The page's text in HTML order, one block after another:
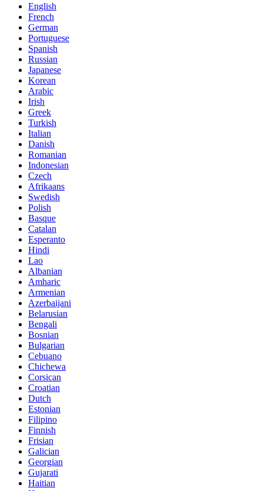
English
French
German
Portuguese
Spanish
Russian
Japanese
Korean
Arabic
Irish
Greek
Turkish
Italian
Danish
Romanian
Indonesian
Czech
Afrikaans
Swedish
Polish
Basque
Catalan
Esperanto
Hindi
Lao
Albanian
Amharic
Armenian
Azerbaijani
Belarusian
Bengali
Bosnian
Bulgarian
Cebuano
Chichewa
Corsican
Croatian
Dutch
Estonian
Filipino
Finnish
Frisian
Galician
Georgian
Gujarati
Haitian